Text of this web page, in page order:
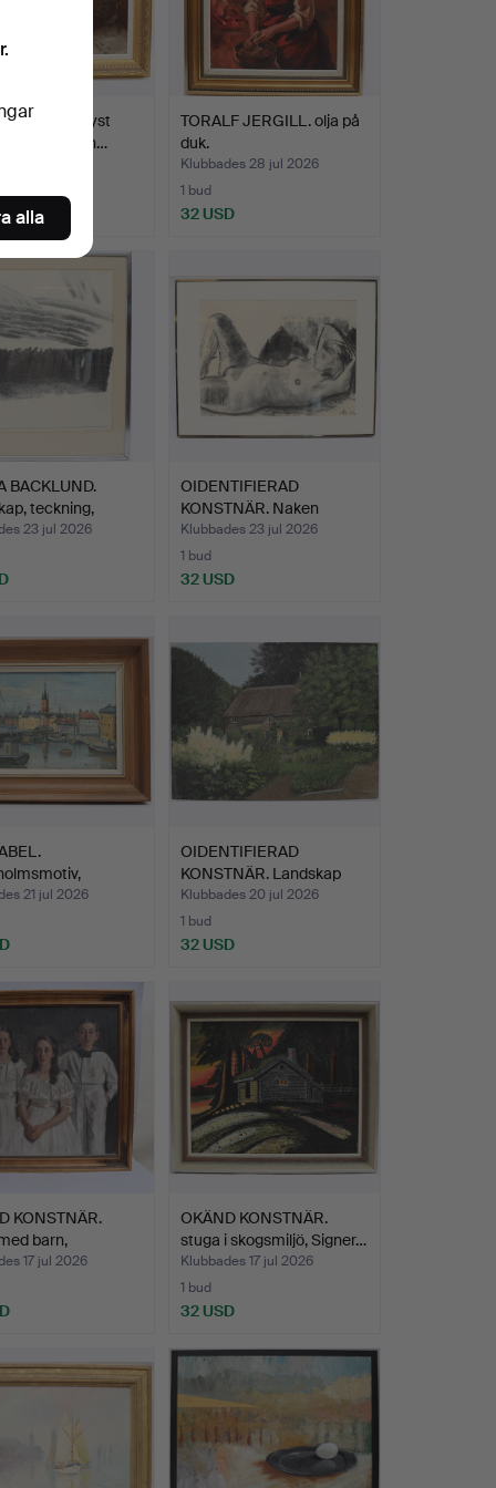
Månbelyst
oljemålnin…
TORALF JERGILL. olja på
duk.
Klubbades 28 jul 2026
1 bud
32 USD
BACKLUND.
teckning,
23 jul 2026
OIDENTIFIERAD
KONSTNÄR. Naken
kvinna, kolt…
Klubbades 23 jul 2026
1 bud
32 USD
på…
21 jul 2026
OIDENTIFIERAD
KONSTNÄR. Landskap
med hus, …
Klubbades 20 jul 2026
1 bud
32 USD
KONSTNÄR.
barn,
17 jul 2026
OKÄND KONSTNÄR.
stuga i skogsmiljö, Signer…
Klubbades 17 jul 2026
1 bud
32 USD
alla